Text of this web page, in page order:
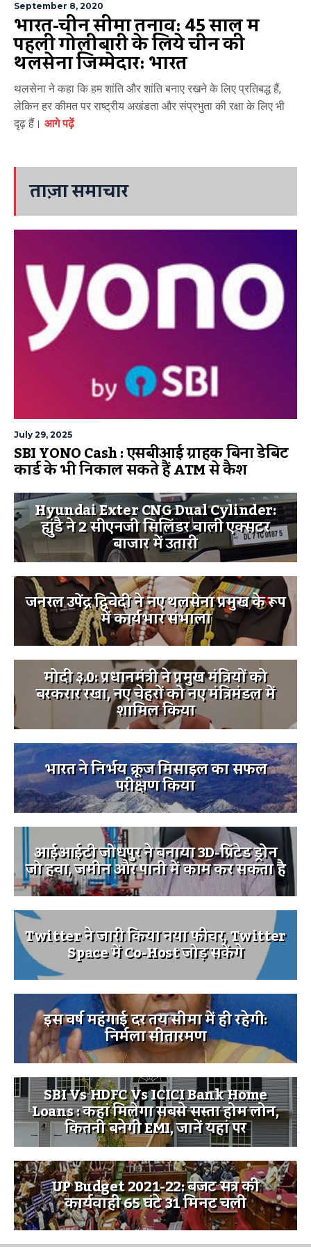
September 8, 2020
भारत-चीन सीमा तनाव: 45 साल में
पहली गोलीबारी के लिये चीन की
थलसेना जिम्मेदार: भारत
थलसेना ने कहा कि हम शांति और शांति बनाए रखने के लिए प्रतिबद्ध हैं,
लेकिन हर कीमत पर राष्ट्रीय अखंडता और संप्रभुता की रक्षा के लिए भी
दृढ़ हैं। आगे पढ़ें
ताज़ा समाचार
July 29, 2025
SBI YONO Cash : एसबीआई ग्राहक बिना डेबिट
कार्ड के भी निकाल सकते हैं ATM से कैश
Hyundai Exter CNG Dual Cylinder:
ह्युंडै ने 2 सीएनजी सिलिंडर वाली एक्सटर
बाजार में उतारी
जनरल उपेंद्र द्विवेदी ने नए थलसेना प्रमुख के रूप
में कार्यभार संभाला
मोदी ३.0: प्रधानमंत्री ने प्रमुख मंत्रियों को
बरकरार रखा, नए चेहरों को नए मंत्रिमंडल में
शामिल किया
भारत ने निर्भय क्रूज मिसाइल का सफल
परीक्षण किया
आईआईटी जोधपुर ने बनाया 3D-प्रिंटेड ड्रोन
जो हवा, जमीन और पानी में काम कर सकता है
Twitter ने जारी किया नया फीचर, Twitter
Space में Co-Host जोड़ सकेंगे
इस वर्ष महंगाई दर तय सीमा में ही रहेगी:
निर्मला सीतारमण
SBI Vs HDFC Vs ICICI Bank Home
Loans : कहां मिलेगा सबसे सस्ता होम लोन,
कितनी बनेगी EMI, जानें यहां पर
UP Budget 2021-22: बजट सत्र की
कार्यवाही 65 घंटे 31 मिनट चली